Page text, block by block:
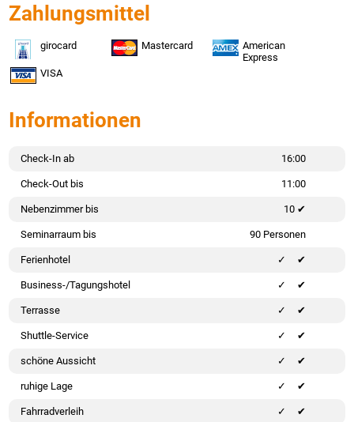
Zahlungsmittel
girocard Mastercard
American
Express
VISA
Informationen
Check-In ab 16:00
Check-Out bis 11:00
Nebenzimmer bis 10 ✔
Seminarraum bis 90 Personen
Ferienhotel ✔
Business-/Tagungshotel ✔
Terrasse ✔
Shuttle-Service ✔
schöne Aussicht ✔
ruhige Lage ✔
Fahrradverleih ✔